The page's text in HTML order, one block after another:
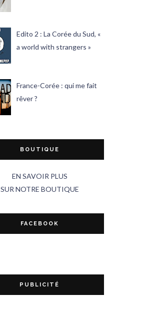
Edito 2 : La Corée du Sud, «
a world with strangers »
France-Corée : qui me fait
rêver ?
BOUTIQUE
EN SAVOIR PLUS
SUR NOTRE BOUTIQUE
FACEBOOK
PUBLICITÉ